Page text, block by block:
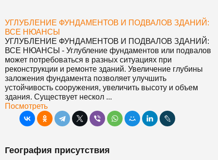
УГЛУБЛЕНИЕ ФУНДАМЕНТОВ И ПОДВАЛОВ ЗДАНИЙ:
ВСЕ НЮАНСЫ
УГЛУБЛЕНИЕ ФУНДАМЕНТОВ И ПОДВАЛОВ ЗДАНИЙ:
ВСЕ НЮАНСЫ - Углубление фундаментов или подвалов
может потребоваться в разных ситуациях при
реконструкции и ремонте зданий. Увеличение глубины
заложения фундамента позволяет улучшить
устойчивость сооружения, увеличить высоту и объем
здания. Существует нескол ...
Посмотреть
География присутствия